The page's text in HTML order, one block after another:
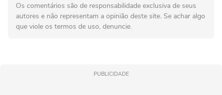
Os comentários são de responsabilidade exclusiva de seus
autores e não representam a opinião deste site. Se achar algo
que viole os termos de uso, denuncie.
PUBLICIDADE